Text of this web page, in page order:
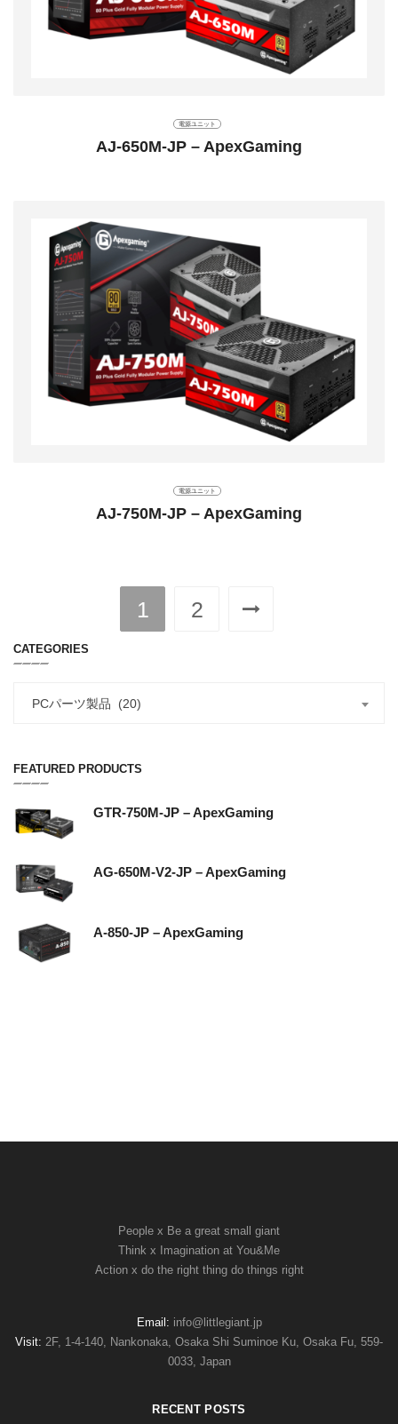
電源ユニット
AJ-650M-JP – ApexGaming
電源ユニット
AJ-750M-JP – ApexGaming
1 2
CATEGORIES
PCパーツ製品 (20)
FEATURED PRODUCTS
GTR-750M-JP – ApexGaming
AG-650M-V2-JP – ApexGaming
A-850-JP – ApexGaming
People x Be a great small giant
Think x Imagination at You&Me
Action x do the right thing do things right
Email: info@littlegiant.jp
Visit: 2F, 1-4-140, Nankonaka, Osaka Shi Suminoe Ku, Osaka Fu, 559-
0033, Japan
RECENT POSTS